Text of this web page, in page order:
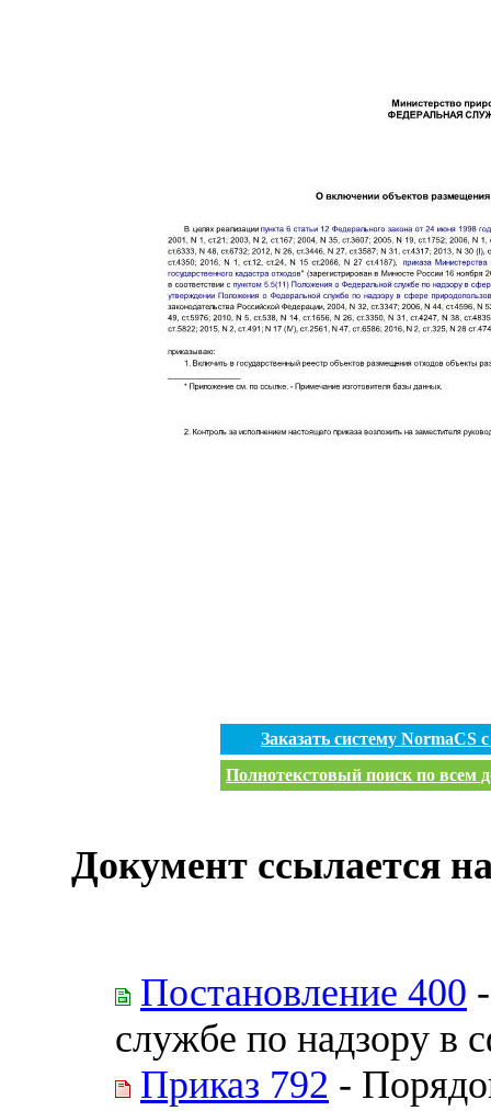
Заказать систему
Полнотекстовый поиск по всем
Документ ссылается
Постановление 400
службе по надзору в
Приказ 792 -